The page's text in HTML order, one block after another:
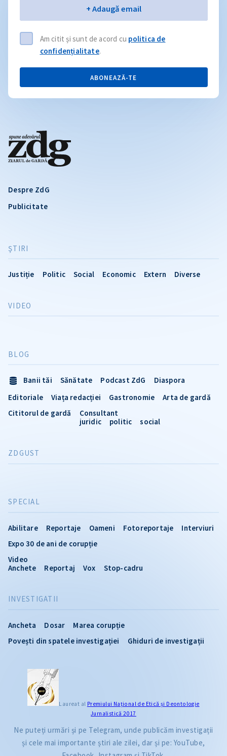
Despre ZdG
Publicitate
ŞTIRI
Justiție Politic Social Economic Extern Diverse
INVESTIGATII
Ancheta Dosar
Marea corupție
Povești din spatele investigației
Ghiduri de investigații
VIDEO
SPECIAL
Abilitare Reportaje Oameni Fotoreportaje
Interviuri
Expo 30 de ani de corupție
Video
Anchete
Reportaj Vox Stop-cadru
BLOG
Banii tăi Sănătate Podcast ZdG
Diaspora
Editoriale
Viața redacției Gastronomie
Arta de gardă
Cititorul de gardă
Consultant
juridic
politic social
ZDGUST
+ Adaugă email
Am citit și sunt de acord cu politica de
confidențialitate.
ABONEAZĂ-TE
Laureat al Premiului Naţional de Etică și Deontologie
Jurnalistică 2017
Ne puteți urmări și pe Telegram, unde publicăm investigații
și cele mai importante știri ale zilei, dar și pe: YouTube,